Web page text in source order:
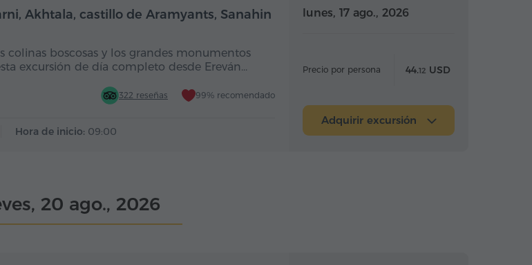
Día completo Día completo
Akhtala, castillo de Aramyants, Sanahin
colinas boscosas y los grandes monumentos
excursión de día completo desde Ereván…
322 reseñas 99% recomendado
Hora de inicio: 09:00
lunes, 17 ago., 2026
Precio por persona 44.12 USD
Adquirir excursión
20 ago., 2026